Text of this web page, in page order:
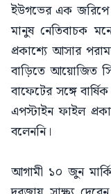
ইউগভের এক জরিপে
মানুষ নেতিবাচক
প্রকাশ্যে আসার
বাড়িতে আয়োজিত
বাফেটের সঙ্গে
এপস্টাইন ফাইল
বলেননি।
আগামী ১০ জুন